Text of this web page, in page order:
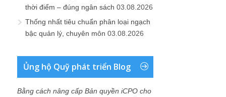
thời điểm – đúng ngân sách 03.08.2026
Thống nhất tiêu chuẩn phân loại ngạch
bậc quản lý, chuyên môn 03.08.2026
Ủng hộ Quỹ phát triển Blog
Bằng cách nâng cấp Bản quyền iCPO cho